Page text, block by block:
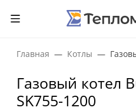
Главная Котлы
Газовый котел
SK755-1200